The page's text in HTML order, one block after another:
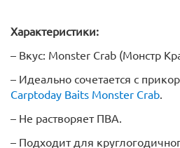
Характеристики:
– Вкус: Monster Crab (Монстр
– Идеально сочетается с
Carptoday Baits Monster Crab
– Не растворяет ПВА.
– Подходит для